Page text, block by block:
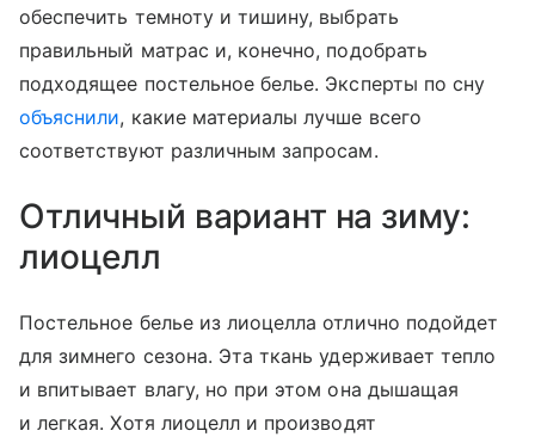
обеспечить темноту и тишину, выбрать
правильный матрас и, конечно, подобрать
подходящее постельное белье. Эксперты по сну
объяснили, какие материалы лучше всего
соответствуют различным запросам.
Отличный вариант на зиму:
лиоцелл
Постельное белье из лиоцелла отлично подойдет
для зимнего сезона. Эта ткань удерживает тепло
и впитывает влагу, но при этом она дышащая
и легкая. Хотя лиоцелл и производят